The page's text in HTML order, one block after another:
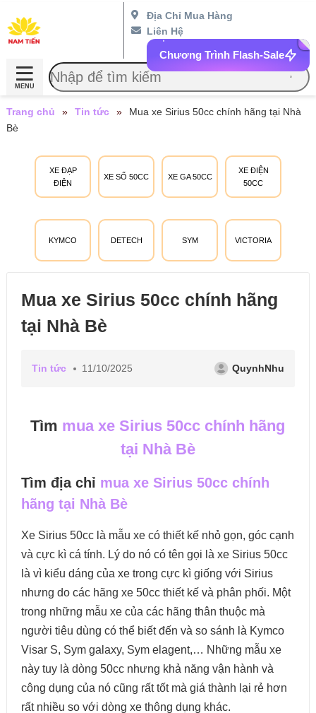
Địa Chỉ Mua Hàng
Liên Hệ
Chương Trình Flash-Sale
MENU
XE ĐẠP
ĐIỆN
XE SỐ 50CC XE GA 50CC
XE ĐIỆN
50CC
KYMCO DETECH SYM VICTORIA
Trang chủ » Tin tức »
Mua xe Sirius 50cc chính hãng tại Nhà
Bè
Mua xe Sirius 50cc chính hãng
tại Nhà Bè
Tin tức 11/10/2025 QuynhNhu
Tìm mua xe Sirius 50cc chính hãng
tại Nhà Bè
Tìm địa chỉ mua xe Sirius 50cc chính
hãng tại Nhà Bè
Xe Sirius 50cc là mẫu xe có thiết kế nhỏ gọn, góc cạnh
và cực kì cá tính. Lý do nó có tên gọi là xe Sirius 50cc
là vì kiểu dáng của xe trong cực kì giống với Sirius
nhưng do các hãng xe 50cc thiết kế và phân phối. Một
trong những mẫu xe của các hãng thân thuộc mà
người tiêu dùng có thể biết đến và so sánh là Kymco
Visar S, Sym galaxy, Sym elagent,… Những mẫu xe
này tuy là dòng 50cc nhưng khả năng vận hành và
công dụng của nó cũng rất tốt mà giá thành lại rẻ hơn
rất nhiều so với dòng xe thông dụng khác.